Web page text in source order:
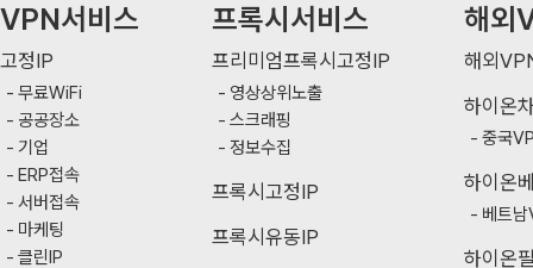
VPN서비스
고정IP
무료WiFi
공공장소
기업
ERP접속
서버접속
마케팅
클린IP
프록시서비스
프리미엄프록시고정IP
영상상위노출
스크래핑
정보수집
프록시고정IP
프록시유동IP
해외
해외
하이온
중국
하이온
베트
하이온